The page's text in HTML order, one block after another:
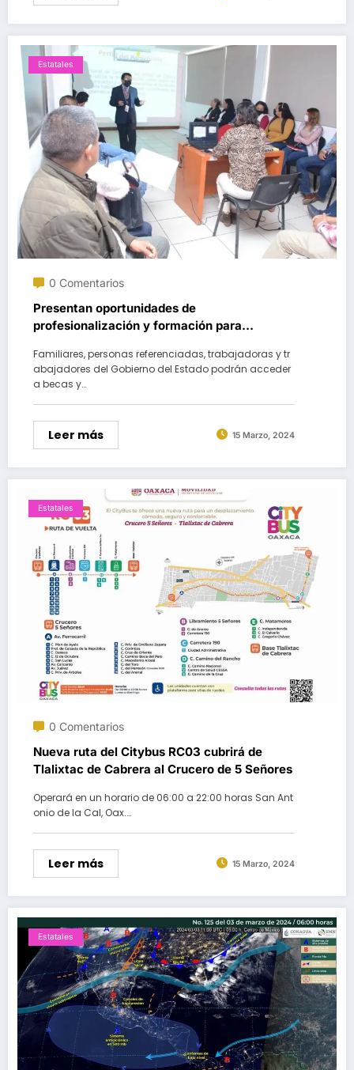
Estatales
0 Comentarios
Presentan oportunidades de
profesionalización y formación para
Familiares, personas referenciadas, trabajadoras y tr
abajadores del Gobierno del Estado podrán acceder
a becas y…
Leer más 15 Marzo, 2024
Estatales
0 Comentarios
Nueva ruta del Citybus RC03 cubrirá de
Tlalixtac de Cabrera al Crucero de 5 Señores
Operará en un horario de 06:00 a 22:00 horas San Ant
onio de la Cal, Oax.…
Leer más 15 Marzo, 2024
Estatales